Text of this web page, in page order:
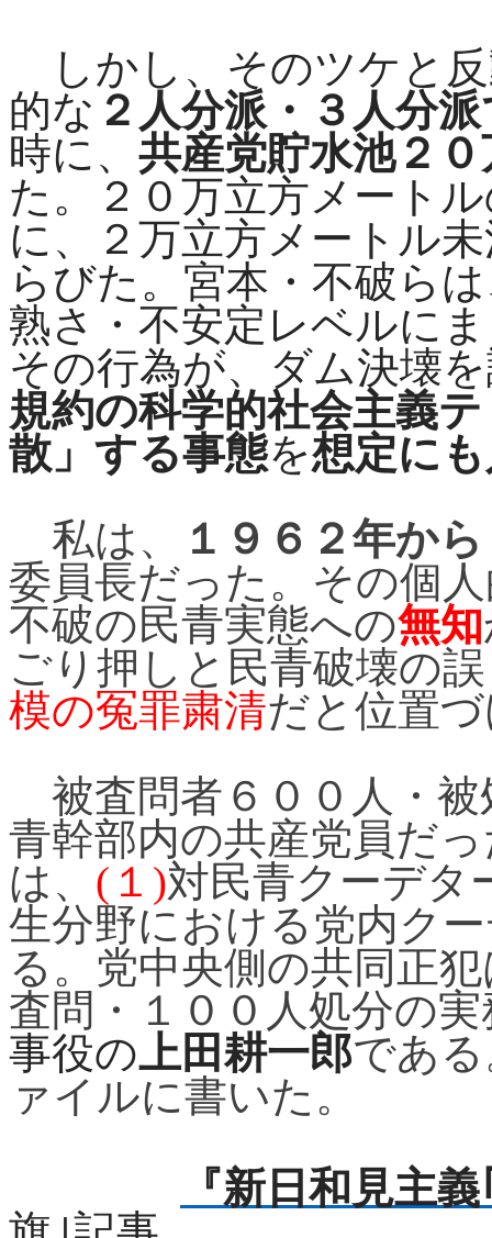
しかし、そのツケと
的な ２人分派・３人分
時に、 共産党貯水池２
た。２０万立方メート
に、２万立方メートル
らびた。宮本・不破ら
熟さ・不安定レベルに
その行為が、ダム決壊
規約の科学的社会主義
散」する事態を想定に
私は、
１９６２年か
委員長だった。その個
不破の民青実態への無知
ごり押しと民青破壊の
模の冤罪粛清だと位置
被査問者６００人・被
青幹部内の共産党員だ
は、 ( １ )対民青クーデタ
生分野における党内ク
る。党中央側の共同正
査問・１００人処分の
事役の上田耕一郎であ
ァイルに書いた。
『新日和見主